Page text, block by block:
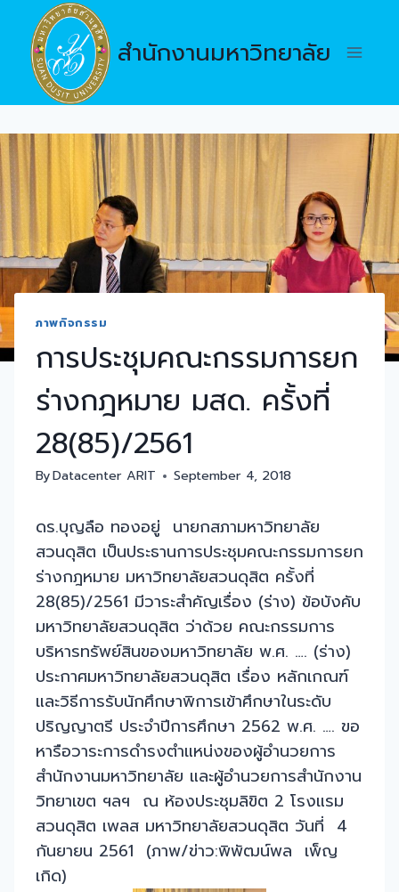
content
สำนักงานมหาวิทยาลัย
ภาพกิจกรรม
การประชุมคณะกรรมการยก
ร่างกฎหมาย มสด. ครั้งที่
28(85)/2561
ByDatacenter ARIT September 4, 2018
ดร.บุญลือ ทองอยู่ นายกสภามหาวิทยาลัย
สวนดุสิต เป็นประธานการประชุมคณะกรรมการยก
ร่างกฎหมาย มหาวิทยาลัยสวนดุสิต ครั้งที่
28(85)/2561 มีวาระสำคัญเรื่อง (ร่าง) ข้อบังคับ
มหาวิทยาลัยสวนดุสิต ว่าด้วย คณะกรรมการ
บริหารทรัพย์สินของมหาวิทยาลัย พ.ศ. …. (ร่าง)
ประกาศมหาวิทยาลัยสวนดุสิต เรื่อง หลักเกณฑ์
และวิธีการรับนักศึกษาพิการเข้าศึกษาในระดับ
ปริญญาตรี ประจำปีการศึกษา 2562 พ.ศ. …. ขอ
หารือวาระการดำรงตำแหน่งของผู้อำนวยการ
สำนักงานมหาวิทยาลัย และผู้อำนวยการสำนักงาน
วิทยาเขต ฯลฯ ณ ห้องประชุมลิขิต 2 โรงแรม
สวนดุสิต เพลส มหาวิทยาลัยสวนดุสิต วันที่ 4
กันยายน 2561 (ภาพ/ข่าว:พิพัฒน์พล เพ็ญ
เกิด)